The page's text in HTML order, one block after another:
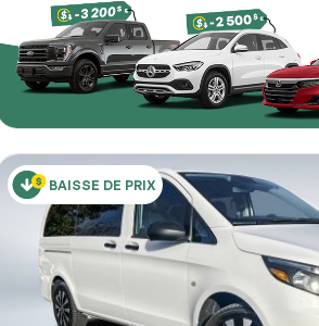
BAISSE DE PRIX